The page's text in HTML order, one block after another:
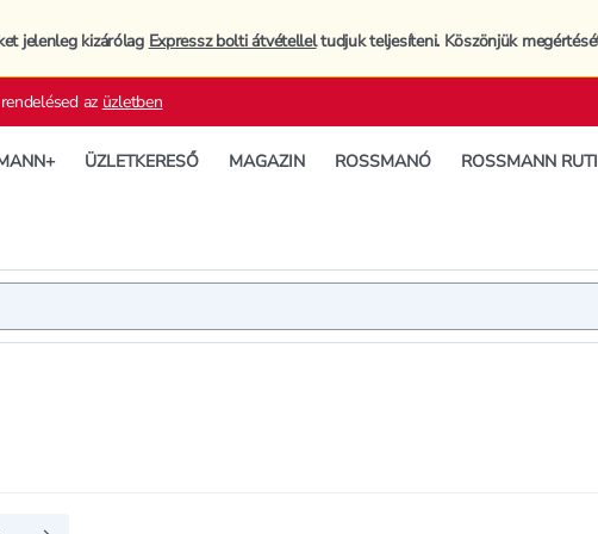
jelenleg kizárólag Expressz bolti átvételleltudjuk teljesíteni. Köszönjük
az üzletben
ÜZLETKERESŐ MAGAZIN ROSSMANÓ ROSSMANN